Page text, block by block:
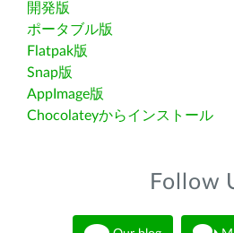
開発版
ポータブル版
Flatpak版
Snap版
AppImage版
Chocolateyからインストール
Follow